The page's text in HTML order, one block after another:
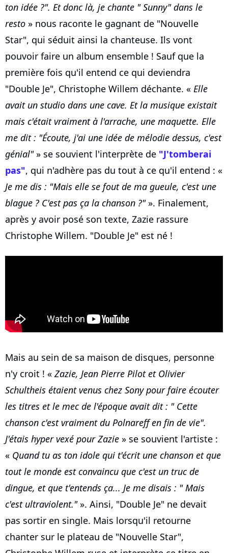
ton idée ?". Et donc là, je chante " Sunny" dans le
resto » nous raconte le gagnant de "Nouvelle
Star", qui séduit ainsi la chanteuse. Ils vont
pouvoir faire un album ensemble ! Sauf que la
première fois qu'il entend ce qui deviendra
"Double Je", Christophe Willem déchante. « Elle
avait un studio dans une cave. Et la musique existait
mais c'était vraiment à l'arrache, une maquette. Elle
me dit : "Écoute, j'ai une idée de mélodie dessus, c'est
génial"» se souvient l'interprète de "J'tomberai
pas", qui n'adhère pas du tout à ce qu'il entend : «
Je me dis : "Mais elle se fout de ma gueule, c'est une
blague ? C'est pas ça la chanson ?"». Finalement,
après y avoir posé son texte, Zazie rassure
Christophe Willem. "Double Je" est né !
Mais au sein de sa maison de disques, personne
n'y croit ! « Zazie, Jean Pierre Pilot et Olivier
Schultheis étaient venus chez Sony pour faire écouter
les titres et le mec de l'époque avait dit : " Cette
chanson c'est vraiment du Polnareff en fin de vie".
J'étais hyper vexé pour Zazie » se souvient l'artiste :
« Quand tu as ton idole qui t'écrit une chanson et que
tout le monde est convaincu que c'est un truc de
dingue, et que t'entends ça... Je me disais : " Mais
c'est ultraviolent."». Ainsi, "Double Je" ne devait
pas sortir en single. Mais lorsqu'il retourne
chanter sur le plateau de "Nouvelle Star",